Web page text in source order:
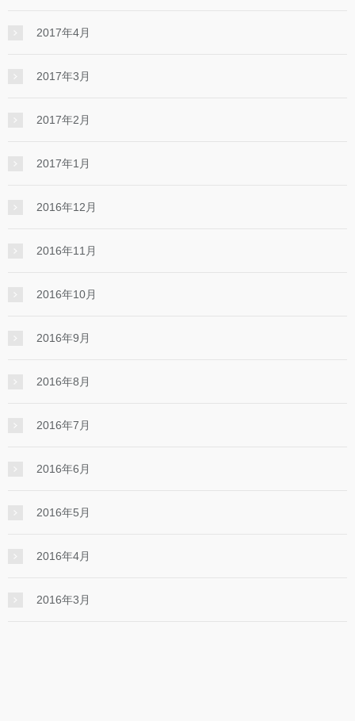
2017年4月
2017年3月
2017年2月
2017年1月
2016年12月
2016年11月
2016年10月
2016年9月
2016年8月
2016年7月
2016年6月
2016年5月
2016年4月
2016年3月